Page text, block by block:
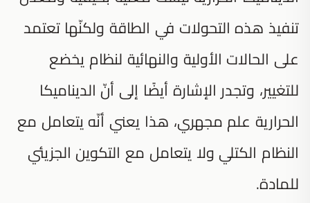
تنفيذ هذه التحولات في الطاقة ولكنّها تعتمد
على الحالات الأولية والنهائية لنظام يخضع
للتغيير، وتجدر الإشارة أيضًا إلى أنّ الديناميكا
الحرارية علم مجهري، هذا يعني أنّه يتعامل مع
النظام الكتلي ولا يتعامل مع التكوين الجزيئي
للمادة.